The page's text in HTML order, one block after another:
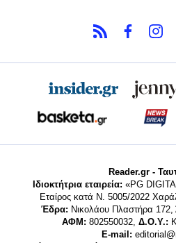
Reader.gr -
Ιδιοκτήτρια εταιρεία: «PG
Εταίρος κατά Ν. 5005/2022
Έδρα: Νικολάου Πλαστήρα 172,
ΑΦΜ: 802550032, Δ.Ο.Υ.:
E-mail: